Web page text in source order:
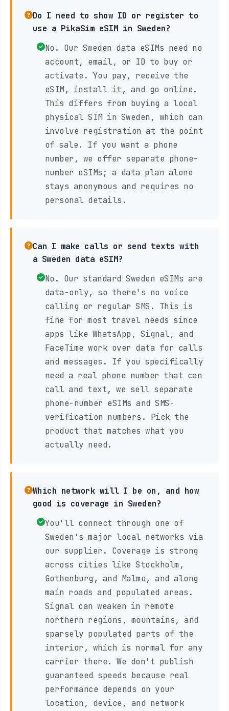
Do I need to show ID or register to
use a PikaSim eSIM in Sweden?
No. Our Sweden data eSIMs need no
account, email, or ID to buy or
activate. You pay, receive the
eSIM, install it, and go online.
This differs from buying a local
physical SIM in Sweden, which can
involve registration at the point
of sale. If you want a phone
number, we offer separate phone-
number eSIMs; a data plan alone
stays anonymous and requires no
personal details.
Can I make calls or send texts with
a Sweden data eSIM?
No. Our standard Sweden eSIMs are
data-only, so there's no voice
calling or regular SMS. This is
fine for most travel needs since
apps like WhatsApp, Signal, and
FaceTime work over data for calls
and messages. If you specifically
need a real phone number that can
call and text, we sell separate
phone-number eSIMs and SMS-
verification numbers. Pick the
product that matches what you
actually need.
Which network will I be on, and how
good is coverage in Sweden?
You'll connect through one of
Sweden's major local networks via
our supplier. Coverage is strong
across cities like Stockholm,
Gothenburg, and Malmo, and along
main roads and populated areas.
Signal can weaken in remote
northern regions, mountains, and
sparsely populated parts of the
interior, which is normal for any
carrier there. We don't publish
guaranteed speeds because real
performance depends on your
location, device, and network